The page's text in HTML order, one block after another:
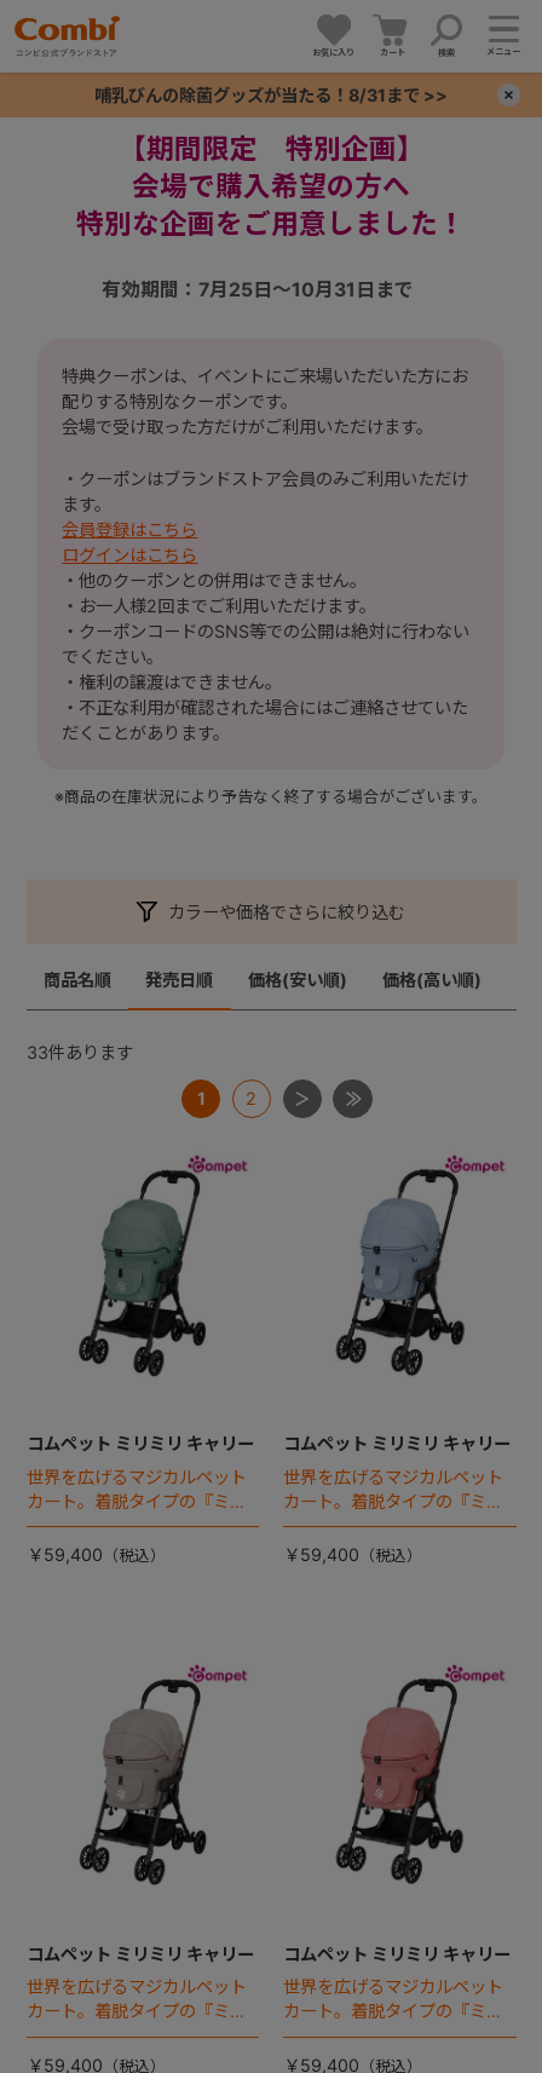
お気に入り カート 検索 メニュー
哺乳びんの除菌グッズが当たる！8/31まで >>
【期間限定 特別企画】
会場で購入希望の方へ
特別な企画をご用意しました！
有効期間：7月25日～10月31日まで
特典クーポンは、イベントにご来場いただいた方にお
配りする特別なクーポンです。
会場で受け取った方だけがご利用いただけます。
・クーポンはブランドストア会員のみご利用いただけ
ます。
会員登録はこちら
ログインはこちら
・他のクーポンとの併用はできません。
・お一人様2回までご利用いただけます。
・クーポンコードのSNS等での公開は絶対に行わない
でください。
・権利の譲渡はできません。
・不正な利用が確認された場合にはご連絡させていた
だくことがあります。
※商品の在庫状況により予告なく終了する場合がございます。
カラーや価格でさらに絞り込む
商品名順 発売日順 価格(安い順) 価格(高い順)
33件あります
1 2
コムペット ミリミリ キャリー
世界を広げるマジカルペット
カート。着脱タイプの『ミリ
ミリEG』 がフルモデルチェン
ジ 。新機能「マジカルフォー
￥59,400
コムペット ミリミリ キャリー
世界を広げるマジカルペット
カート。着脱タイプの『ミリ
ミリEG』 がフルモデルチェン
ジ 。新機能「マジカルフォー
￥59,400
コムペット ミリミリ キャリー
世界を広げるマジカルペット
カート。着脱タイプの『ミリ
ミリEG』 がフルモデルチェン
ジ 。新機能「マジカルフォー
￥59,400
コムペット ミリミリ キャリー
世界を広げるマジカルペット
カート。着脱タイプの『ミリ
ミリEG』 がフルモデルチェン
ジ 。新機能「マジカルフォー
￥59,400